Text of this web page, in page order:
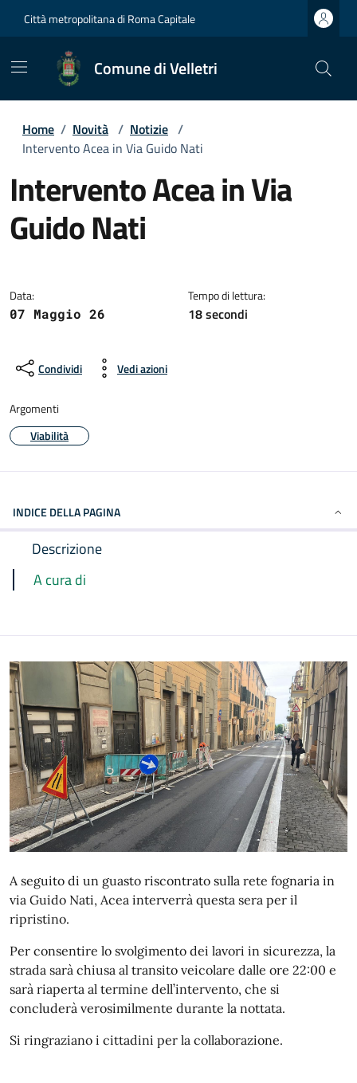
Città metropolitana di Roma Capitale
Comune di Velletri
Home / Novità / Notizie /
Intervento Acea in Via Guido Nati
Intervento Acea in Via
Guido Nati
Data:
07 Maggio 26
Tempo di lettura:
18 secondi
Condividi Vedi azioni
Argomenti
Viabilità
INDICE DELLA PAGINA
Descrizione
A cura di
A seguito di un guasto riscontrato sulla rete fognaria in
via Guido Nati, Acea interverrà questa sera per il
ripristino.
Per consentire lo svolgimento dei lavori in sicurezza, la
strada sarà chiusa al transito veicolare dalle ore 22:00 e
sarà riaperta al termine dell’intervento, che si
concluderà verosimilmente durante la nottata.
Si ringraziano i cittadini per la collaborazione.